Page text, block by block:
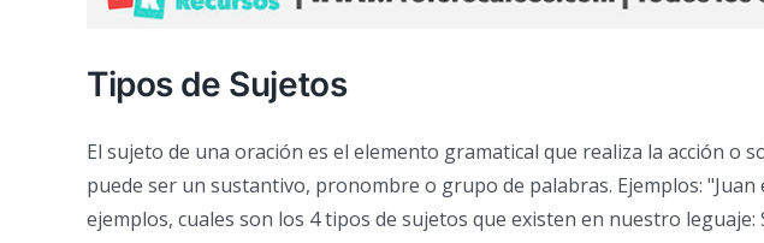
Tipos de Sujetos
El sujeto de una oración es el elemento gramatical que realiza la acción o
puede ser un sustantivo, pronombre o grupo de palabras. Ejemplos:
ejemplos, cuales son los 4 tipos de sujetos que existen en nuestro